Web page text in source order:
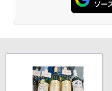
&ハイキン
ト プライ
人用 折り
ーチ ピク
易 トイレ
￥14,800
￥2,980